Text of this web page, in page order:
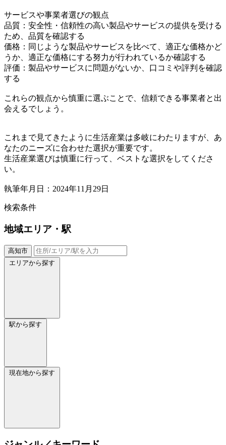
サービスや事業者選びの観点
品質：安全性・信頼性の高い製品やサービスの提供を受ける
ため、品質を確認する
価格：同じような製品やサービスを比べて、適正な価格かど
うか、適正な価格にする努力が行われているか確認する
評価：製品やサービスに問題がないか、口コミや評判を確認
する
これらの観点から慎重に選ぶことで、信頼できる事業者と出
会えるでしょう。
これまで見てきたように生活産業は多岐にわたりますが、あ
なたのニーズに合わせた選択が重要です。
生活産業選びは慎重に行って、ベストな選択をしてくださ
い。
執筆年月日：2024年11月29日
検索条件
地域エリア・駅
高知市
エリアから探す
駅から探す
現在地から探す